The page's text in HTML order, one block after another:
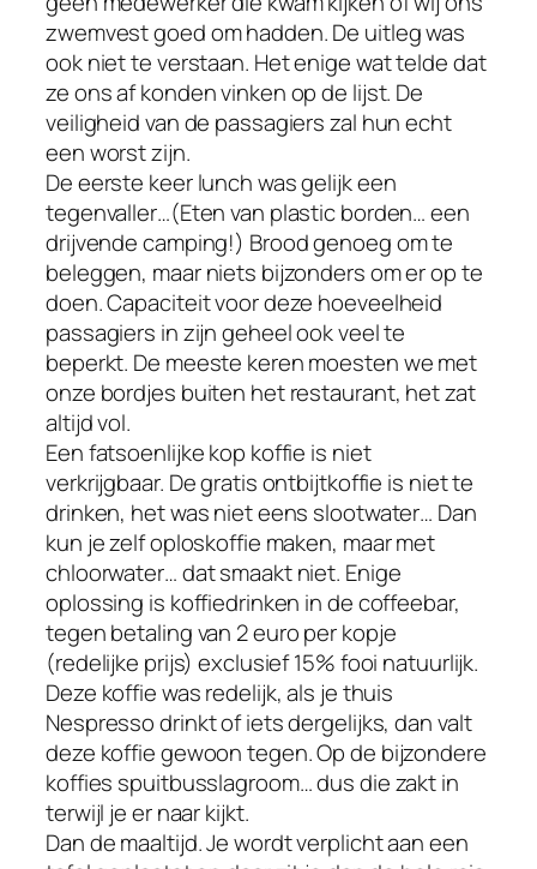
zwemvest goed om hadden. De uitleg was
ook niet te verstaan. Het enige wat telde dat
ze ons af konden vinken op de lijst. De
veiligheid van de passagiers zal hun echt
een worst zijn.
De eerste keer lunch was gelijk een
tegenvaller…(Eten van plastic borden… een
drijvende camping!) Brood genoeg om te
beleggen, maar niets bijzonders om er op te
doen. Capaciteit voor deze hoeveelheid
passagiers in zijn geheel ook veel te
beperkt. De meeste keren moesten we met
onze bordjes buiten het restaurant, het zat
altijd vol.
Een fatsoenlijke kop koffie is niet
verkrijgbaar. De gratis ontbijtkoffie is niet te
drinken, het was niet eens slootwater… Dan
kun je zelf oploskoffie maken, maar met
chloorwater… dat smaakt niet. Enige
oplossing is koffiedrinken in de coffeebar,
tegen betaling van 2 euro per kopje
(redelijke prijs) exclusief 15% fooi natuurlijk.
Deze koffie was redelijk, als je thuis
Nespresso drinkt of iets dergelijks, dan valt
deze koffie gewoon tegen. Op de bijzondere
koffies spuitbusslagroom… dus die zakt in
terwijl je er naar kijkt.
Dan de maaltijd. Je wordt verplicht aan een